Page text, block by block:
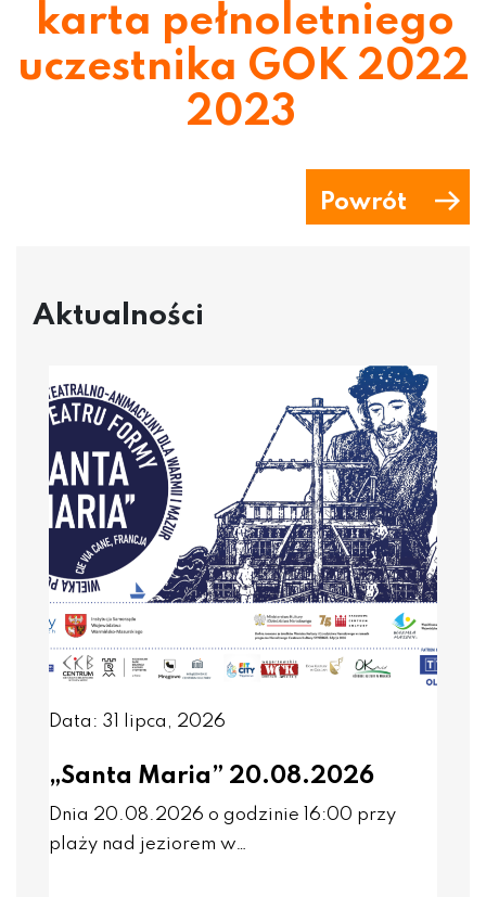
karta pełnoletniego
uczestnika GOK 2022
2023
Powrót
Aktualności
Data: 31 lipca, 2026
„Santa Maria” 20.08.2026
Dnia 20.08.2026 o godzinie 16:00 przy
plaży nad jeziorem w…